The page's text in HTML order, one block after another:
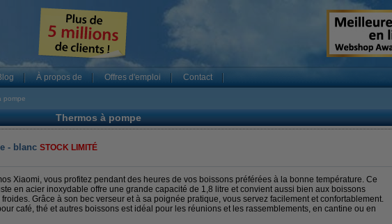
À propos de Offres d'emploi Contact
pompe
Thermos à pompe
- blanc STOCK LIMITÉ
Xiaomi, vous profitez pendant des heures de vos boissons préférées à la bonne température. Ce
en acier inoxydable offre une grande capacité de 1,8 litre et convient aussi bien aux boissons
Grâce à son bec verseur et à sa poignée pratique, vous servez facilement et confortablement.
café, thé et autres boissons est idéal pour les réunions et les rassemblements, en cantine ou en